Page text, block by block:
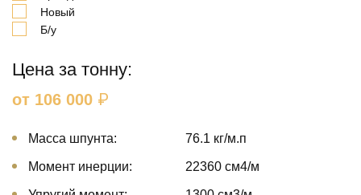
Новый
Б/у
Цена за тонну:
от 106 000 ₽
Масса шпунта: 76.1 кг/м.п
Момент инерции: 22360 cм4/м